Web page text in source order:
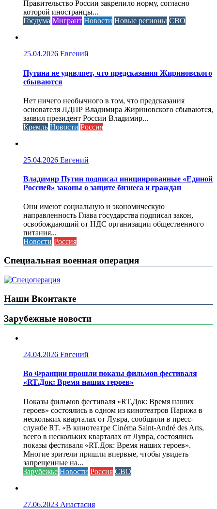
Правительство России закрепило норму, согласно
которой иностранцы...
Госдума Мигрант Новости Новые регионы СВО
25.04.2026 Евгений
Путина не удивляет, что предсказания Жириновского
сбываются
Нет ничего необычного в том, что предсказания
основателя ЛДПР Владимира Жириновского сбываются,
заявил президент России Владимир...
Кремль Новости Россия
25.04.2026 Евгений
Владимир Путин подписал инициированные «Единой
Россией» законы о защите бизнеса и граждан
Они имеют социальную и экономическую
направленность Глава государства подписал закон,
освобождающий от НДС организации общественного
питания...
Новости Россия
Специальная военная операция
Наши Вконтакте
Зарубежные новости
24.04.2026 Евгений
Во Франции прошли показы фильмов фестиваля
«RT.Док: Время наших героев»
Показы фильмов фестиваля «RT.Док: Время наших
героев» состоялись в одном из кинотеатров Парижа в
нескольких кварталах от Лувра, сообщили в пресс-
службе RT. «В кинотеатре Cinéma Saint-André des Arts,
всего в нескольких кварталах от Лувра, состоялись
показы фестиваля «RT.Док: Время наших героев».
Многие зрители пришли впервые, чтобы увидеть
запрещенные на...
Зарубежье Новости Россия СВО
27.06.2023 Анастасия